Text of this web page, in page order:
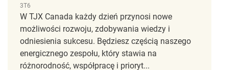
3T6
W TJX Canada każdy dzień przynosi nowe
możliwości rozwoju, zdobywania wiedzy i
odniesienia sukcesu. Będziesz częścią naszego
energicznego zespołu, który stawia na
różnorodność, współpracę i prioryt...